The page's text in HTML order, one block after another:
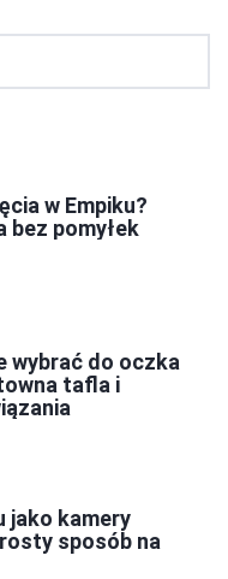
w Empiku?
pomyłek
wybrać do oczka
tafla i
jako kamery
sposób na